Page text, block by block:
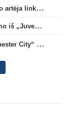
Buvęs ilgametis„Barcelona“ žaidėjas S. Roberto artėja link persikėlimo į MLS
G. Bremeris paneigė gandus dėl galimo išvykimo iš „Juventus“ klubo
G. Rulli – per žingsnį nuo persikėlimo į „Manchester City“ klubą